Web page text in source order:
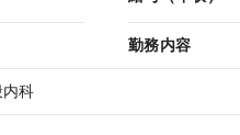
勤務内容
科